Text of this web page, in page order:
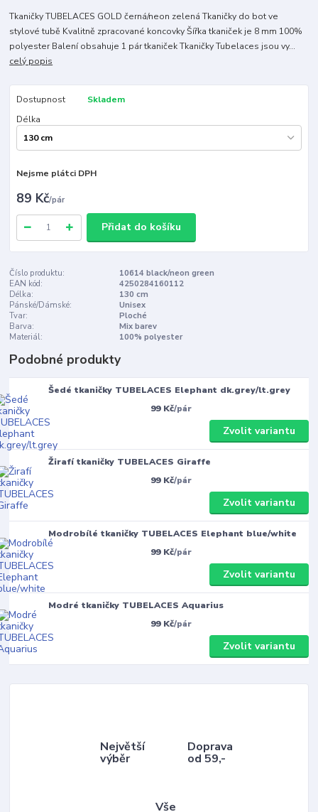
Tkaničky TUBELACES GOLD černá/neon zelená Tkaničky do bot ve
stylové tubě Kvalitně zpracované koncovky Šířka tkaniček je 8 mm 100%
polyester Balení obsahuje 1 pár tkaniček Tkaničky Tubelaces jsou vy...
celý popis
Dostupnost
Skladem
Délka
Nejsme plátci DPH
89 Kč/pár
Přidat do košíku
Číslo produktu:
10614 black/neon green
EAN kód:
4250284160112
Délka:
130 cm
Pánské/Dámské:
Unisex
Tvar:
Ploché
Barva:
Mix barev
Materiál:
100% polyester
Podobné produkty
Šedé tkaničky TUBELACES Elephant dk.grey/lt.grey
99 Kč/pár
Zvolit variantu
Žirafí tkaničky TUBELACES Giraffe
99 Kč/pár
Zvolit variantu
Modrobílé tkaničky TUBELACES Elephant blue/white
99 Kč/pár
Zvolit variantu
Modré tkaničky TUBELACES Aquarius
99 Kč/pár
Zvolit variantu
Největší
výběr
Doprava
od 59,-
Vše